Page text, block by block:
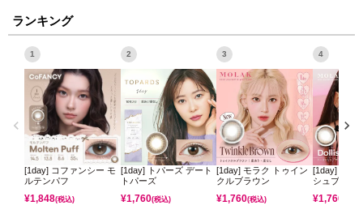
ランキング
1
[1day] コファンシー モ
ルテンパフ
¥1,848(税込)
2
[1day] トパーズ デート
トパーズ
¥1,760(税込)
3
[1day] モラク トゥイン
クルブラウン
¥1,760(税込)
4
[1day] モラ
シュブラウ
¥1,760